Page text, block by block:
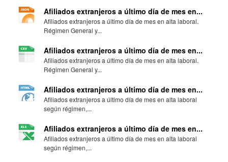
Afiliados extranjeros a último día de mes en...
Afiliados extranjeros a último día de mes en alta laboral.
Régimen General y...
Afiliados extranjeros a último día de mes en...
Afiliados extranjeros a último día de mes en alta laboral.
Régimen General y...
Afiliados extranjeros a último día de mes en...
Afiliados extranjeros a último día de mes en alta laboral
según régimen,...
Afiliados extranjeros a último día de mes en...
Afiliados extranjeros a último día de mes en alta laboral
según régimen,...